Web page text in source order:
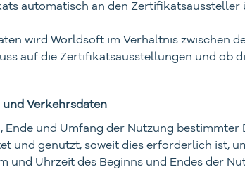
automatisch an den Zertifikatsaussteller
wird Worldsoft im Verhältnis zwischen
auf die Zertifikatsausstellungen und ob
Verkehrsdaten
und Umfang der Nutzung
und genutzt, soweit dies erforderlich ist,
und Uhrzeit des Beginns und Endes der